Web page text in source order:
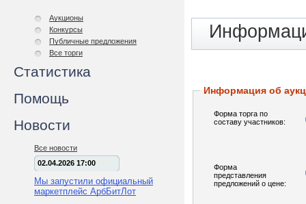
Аукционы
Конкурсы
Публичные предложения
Все торги
Статистика
Помощь
Новости
Все новости
02.04.2026 17:00
Мы запустили официальный
маркетплейс АрбБитЛот
Информация об
Форма торга по
составу участников:
Форма
представления
предложений о цене: